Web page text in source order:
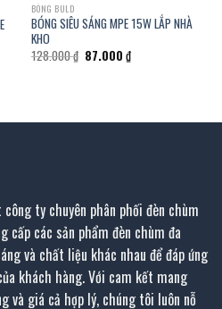
BÓNG BULD
BÓNG SIÊU SÁNG MPE 15W LẮP NHÀ
KHO
128.000₫ Giá
gốc
87.000 ₫Giá
hiện
ty chuyên phân phối đèn chùm
các sản phẩm đèn chùm đa
và chất liệu khác nhau để đáp ứng
khách hàng. Với cam kết mang
và giá cả hợp lý, chúng tôi luôn nỗ